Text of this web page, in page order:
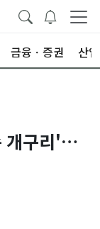
금융ㆍ증권 산업
개구리'…